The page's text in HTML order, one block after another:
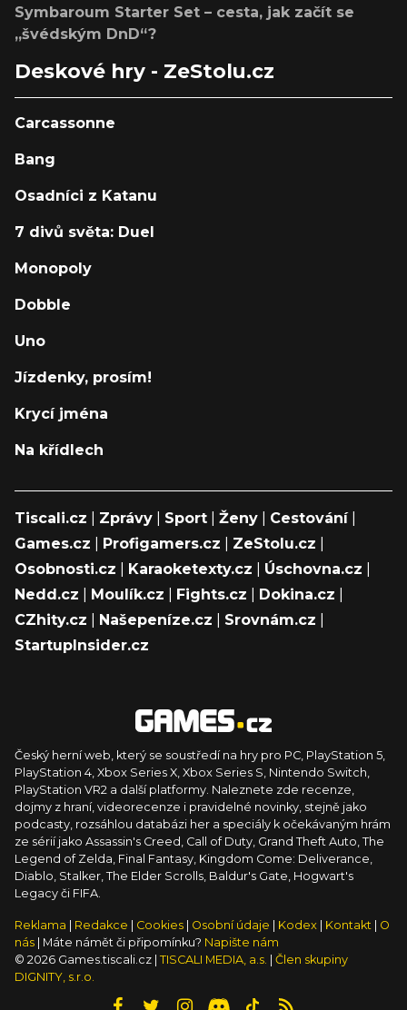
Symbaroum Starter Set – cesta, jak začít se
„švédským DnD“?
Deskové hry - ZeStolu.cz
Carcassonne
Bang
Osadníci z Katanu
7 divů světa: Duel
Monopoly
Dobble
Uno
Jízdenky, prosím!
Krycí jména
Na křídlech
Tiscali.cz Zprávy Sport Ženy Cestování|
Games.cz
Profigamers.cz ZeStolu.cz
Osobnosti.cz
Karaoketexty.cz Úschovna.cz
Nedd.cz
Moulík.cz Fights.cz Dokina.cz
CZhity.cz
Našepeníze.cz Srovnám.cz
StartupInsider.cz
Český herní web, který se soustředí na hry pro PC, PlayStation 5,
PlayStation 4, Xbox Series X, Xbox Series S, Nintendo Switch,
PlayStation VR2 a další platformy. Naleznete zde recenze,
dojmy z hraní, videorecenze i pravidelné novinky, stejně jako
podcasty, rozsáhlou databázi her a speciály k očekávaným hrám
ze sérií jako Assassin's Creed, Call of Duty, Grand Theft Auto, The
Legend of Zelda, Final Fantasy, Kingdom Come: Deliverance,
Diablo, Stalker, The Elder Scrolls, Baldur's Gate, Hogwart's
Legacy či FIFA.
Reklama Redakce Cookies Osobní údaje Kodex Kontakt
O
nás
| Máte námět či připomínku? Napište nám
© 2026 Games.tiscali.cz | TISCALI MEDIA, a.s.
Člen skupiny
DIGNITY, s.r.o.